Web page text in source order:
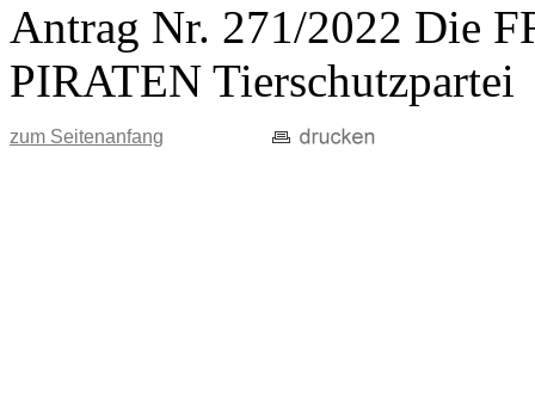
Antrag Nr. 271/2022 Die
PIRATEN Tierschutzpartei
zum Seitenanfang